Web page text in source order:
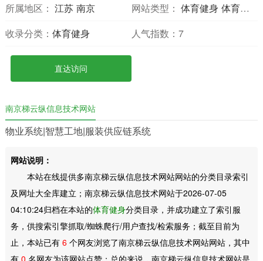
所属地区： 江苏 南京 网站类型： 体育健身 体育综合
收录分类： 体育健身 人气指数： 7
直达访问
南京梯云纵信息技术网站
物业系统|智慧工地|服装供应链系统
网站说明：
本站在线提供多南京梯云纵信息技术网站网站的分类目录索引
及网址大全库建立；南京梯云纵信息技术网站于2026-07-05
04:10:24归档在本站的体育健身分类目录，并成功建立了索引服
务，供搜索引擎抓取/蜘蛛爬行/用户查找/检索服务；截至目前为
止，本站已有 6个网友浏览了南京梯云纵信息技术网站网站，其中